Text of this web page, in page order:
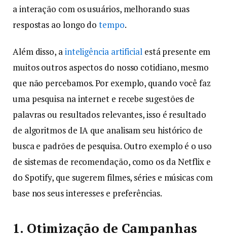
a interação com os usuários, melhorando suas
respostas ao longo dotempo.
Além disso, ainteligência artificialestá presente em
muitos outros aspectos do nosso cotidiano, mesmo
que não percebamos. Por exemplo, quando você faz
uma pesquisa na internet e recebe sugestões de
palavras ou resultados relevantes, isso é resultado
de algoritmos de IA que analisam seu histórico de
busca e padrões de pesquisa. Outro exemplo é o uso
de sistemas de recomendação, como os da Netflix e
do Spotify, que sugerem filmes, séries e músicas com
base nos seus interesses e preferências.
1. Otimização de Campanhas